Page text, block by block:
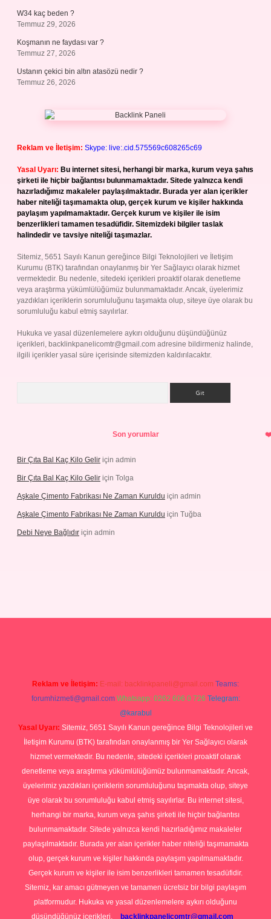
W34 kaç beden ?
Temmuz 29, 2026
Koşmanın ne faydası var ?
Temmuz 27, 2026
Ustanın çekici bin altın atasözü nedir ?
Temmuz 26, 2026
Reklam ve İletişim: Skype: live:.cid.575569c608265c69
Yasal Uyarı: Bu internet sitesi, herhangi bir marka, kurum veya şahıs
şirketi ile hiçbir bağlantısı bulunmamaktadır. Sitede yalnızca kendi
hazırladığımız makaleler paylaşılmaktadır. Burada yer alan içerikler
haber niteliği taşımamakta olup, gerçek kurum ve kişiler hakkında
paylaşım yapılmamaktadır. Gerçek kurum ve kişiler ile isim
benzerlikleri tamamen tesadüfidir. Sitemizdeki bilgiler taslak
halindedir ve tavsiye niteliği taşımazlar.
Sitemiz, 5651 Sayılı Kanun gereğince Bilgi Teknolojileri ve İletişim
Kurumu (BTK) tarafından onaylanmış bir Yer Sağlayıcı olarak hizmet
vermektedir. Bu nedenle, sitedeki içerikleri proaktif olarak denetleme
veya araştırma yükümlülüğümüz bulunmamaktadır. Ancak, üyelerimiz
yazdıkları içeriklerin sorumluluğunu taşımakta olup, siteye üye olarak bu
sorumluluğu kabul etmiş sayılırlar.
Hukuka ve yasal düzenlemelere aykırı olduğunu düşündüğünüz
içerikleri, backlinkpanelicomtr@gmail.com adresine bildirmeniz halinde,
ilgili içerikler yasal süre içerisinde sitemizden kaldırılacaktır.
Son yorumlar
Bir Çıta Bal Kaç Kilo Gelir için admin
Bir Çıta Bal Kaç Kilo Gelir için Tolga
Aşkale Çimento Fabrikası Ne Zaman Kuruldu için admin
Aşkale Çimento Fabrikası Ne Zaman Kuruldu için Tuğba
Debi Neye Bağlıdır için admin
Reklam ve İletişim: E-mail: backlinkpaneli@gmail.com Teams:
forumhizmeti@gmail.com Whatsapp: 0262 606 0 726 Telegram:
@karabul
Yasal Uyarı: Sitemiz, 5651 Sayılı Kanun gereğince Bilgi Teknolojileri ve
İletişim Kurumu (BTK) tarafından onaylanmış bir Yer Sağlayıcı olarak
hizmet vermektedir. Bu nedenle, sitedeki içerikleri proaktif olarak
denetleme veya araştırma yükümlülüğümüz bulunmamaktadır. Ancak,
üyelerimiz yazdıkları içeriklerin sorumluluğunu taşımakta olup, siteye
üye olarak bu sorumluluğu kabul etmiş sayılırlar. Bu internet sitesi,
herhangi bir marka, kurum veya şahıs şirketi ile hiçbir bağlantısı
bulunmamaktadır. Sitede yalnızca kendi hazırladığımız makaleler
paylaşılmaktadır. Burada yer alan içerikler haber niteliği taşımamakta
olup, gerçek kurum ve kişiler hakkında paylaşım yapılmamaktadır.
Gerçek kurum ve kişiler ile isim benzerlikleri tamamen tesadüfidir.
Sitemiz, kar amacı gütmeyen ve tamamen ücretsiz bir bilgi paylaşım
platformudur. Hukuka ve yasal düzenlemelere aykırı olduğunu
düşündüğünüz içerikleri,
backlinkpanelicomtr@gmail.com